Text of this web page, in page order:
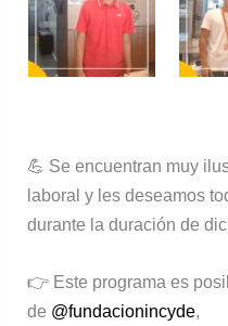
💪 Se encuentran muy
laboral y les deseamos
durante la duración de
👉 Este programa es
de @fundacionincyde,